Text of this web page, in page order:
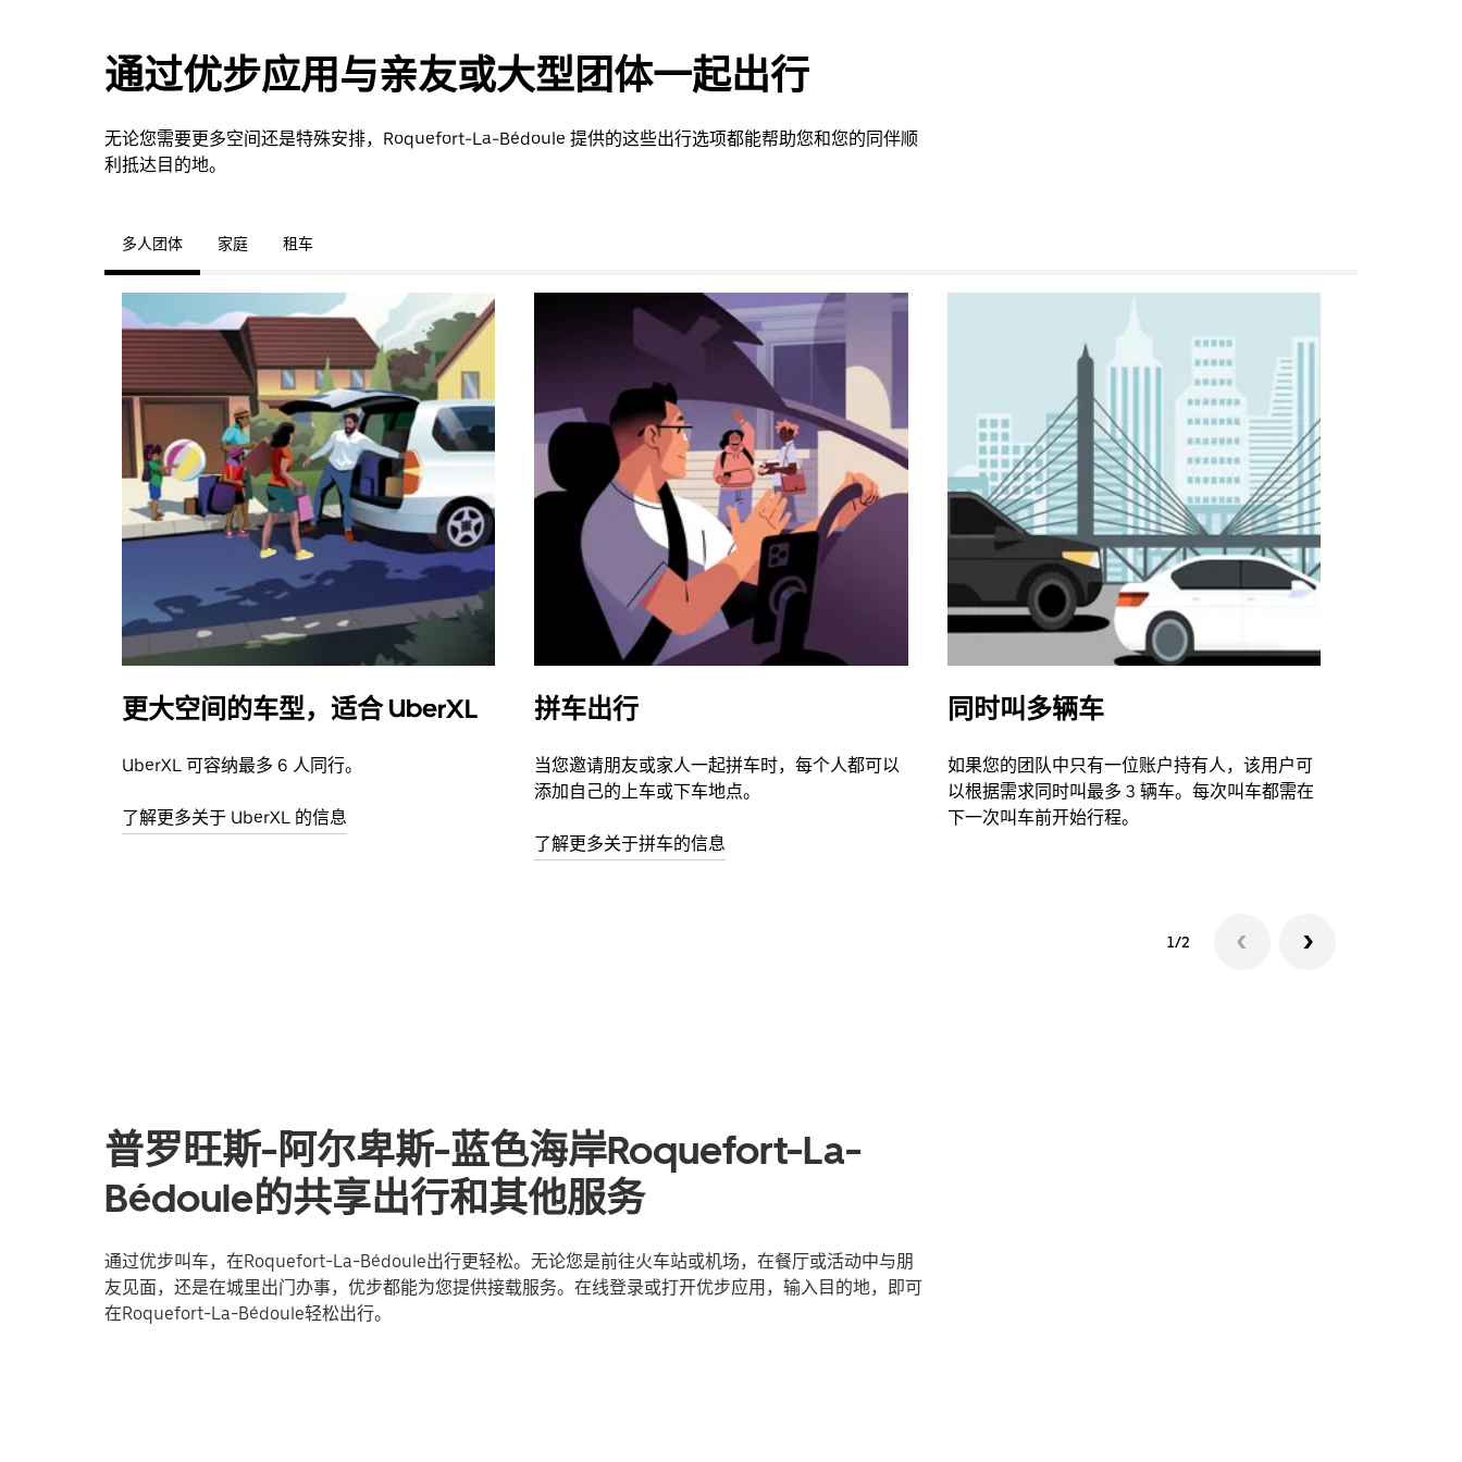
通过优步应用与亲友或大型团体一起出行
无论您需要更多空间还是特殊安排，Roquefort-La-Bédoule 提供的这些出行选项都能帮助您和您的同伴顺
利抵达目的地。
多人团体 家庭 租车
更大空间的车型，适合 UberXL
UberXL 可容纳最多 6 人同行。
了解更多关于 UberXL 的信息
拼车出行
当您邀请朋友或家人一起拼车时，每个人都可以
添加自己的上车或下车地点。
了解更多关于拼车的信息
同时叫多辆车
如果您的团队中只有一位账户持有人，该用户可
以根据需求同时叫最多 3 辆车。每次叫车都需在
下一次叫车前开始行程。
1/2
普罗旺斯-阿尔卑斯-蓝色海岸Roquefort-La-
Bédoule的共享出行和其他服务
通过优步叫车，在Roquefort-La-Bédoule出行更轻松。无论您是前往火车站或机场，在餐厅或活动中与朋
友见面，还是在城里出门办事，优步都能为您提供接载服务。在线登录或打开优步应用，输入目的地，即可
在Roquefort-La-Bédoule轻松出行。